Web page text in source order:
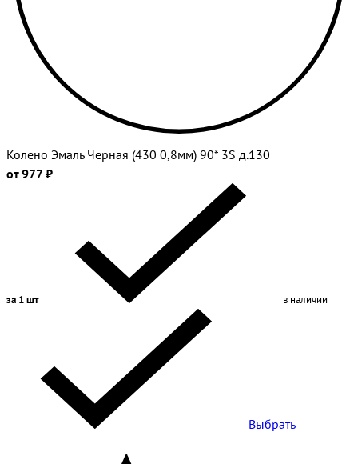
Колено Эмаль Черная (430 0,8мм) 90* 3S д.130
от 977 ₽
за 1 шт в наличии
Выбрать